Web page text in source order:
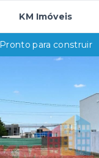
KM Imóveis
Pronto para construir